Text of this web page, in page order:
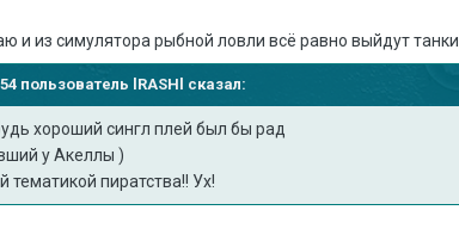
и из симулятора рыбной ловли всё равно выйдут танки.
пользователь lRASHl сказал:
хороший сингл плей был бы рад
у Акеллы )
тематикой пиратства!! Ух!